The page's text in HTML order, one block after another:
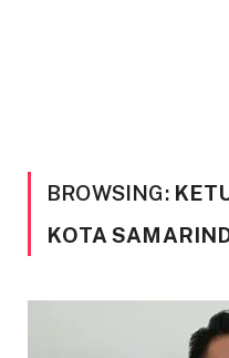
BROWSING:
KOTA